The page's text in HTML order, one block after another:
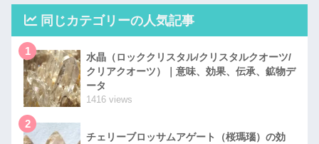
同じカテゴリーの人気記事
1
水晶（ロッククリスタル/クリスタルクオーツ/
クリアクオーツ）｜意味、効果、伝承、鉱物デ
ータ
1416 views
2
チェリーブロッサムアゲート（桜瑪瑙）の効